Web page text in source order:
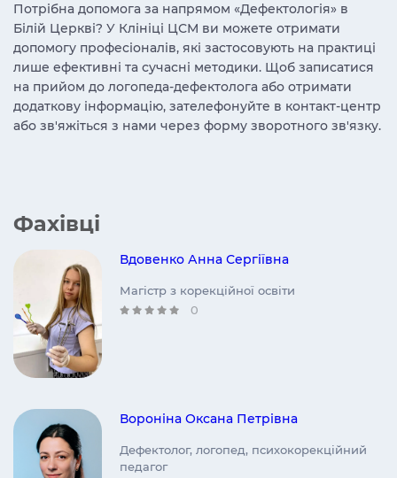
Потрібна допомога за напрямом «Дефектологія» в
Білій Церкві? У Клініці ЦСМ ви можете отримати
допомогу професіоналів, які застосовують на практиці
лише ефективні та сучасні методики. Щоб записатися
на прийом до логопеда-дефектолога або отримати
додаткову інформацію, зателефонуйте в контакт-центр
або зв'яжіться з нами через форму зворотного зв'язку.
Фахівці
0
Вдовенко Анна Сергіївна
Магістр з корекційної освіти
Вороніна Оксана Петрівна
Дефектолог, логопед, психокорекційний
педагог